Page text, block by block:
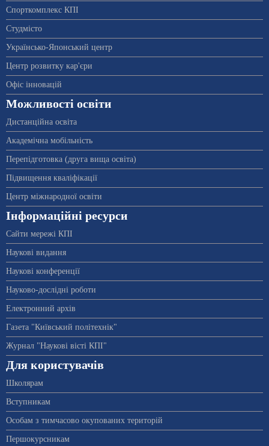
Спорткомплекс КПІ
Студмісто
Українсько-Японський центр
Центр розвитку кар'єри
Офіс інновацій
Можливості освіти
Дистанційна освіта
Академічна мобільність
Перепідготовка (друга вища освіта)
Підвищення кваліфікації
Центр міжнародної освіти
Інформаційні ресурси
Сайти мережі КПІ
Наукові видання
Наукові конференції
Науково-дослідні роботи
Електронний архів
Газета "Київський політехнік"
Журнал "Наукові вісті КПІ"
Для користувачів
Школярам
Вступникам
Особам з тимчасово окупованих територій
Першокурсникам